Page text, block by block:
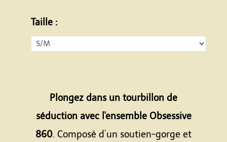
Taille :
Plongez dans un tourbillon de
séduction avec l'ensemble Obsessive
860. Composé d’un soutien-gorge et